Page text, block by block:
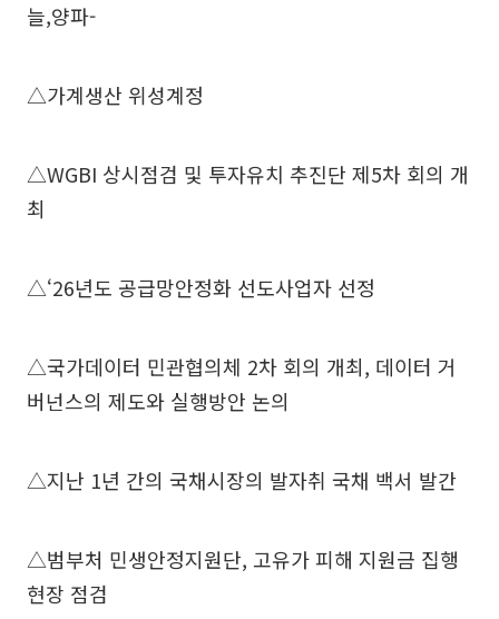
늘,양파-
△가계생산 위성계정
△WGBI 상시점검 및 투자유치 추진단 제5차 회의 개
최
△‘26년도 공급망안정화 선도사업자 선정
△국가데이터 민관협의체 2차 회의 개최, 데이터 거
버넌스의 제도와 실행방안 논의
△지난 1년 간의 국채시장의 발자취 국채 백서 발간
△범부처 민생안정지원단, 고유가 피해 지원금 집행
현장 점검